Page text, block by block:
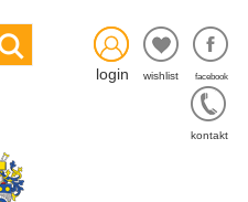
login wishlist facebook
kontakt